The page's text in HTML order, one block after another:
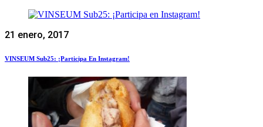
21 enero, 2017
VINSEUM Sub25: ¡Participa En Instagram!